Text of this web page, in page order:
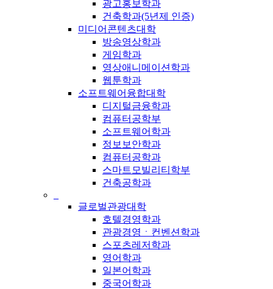
광고홍보학과
건축학과(5년제 인증)
미디어콘텐츠대학
방송영상학과
게임학과
영상애니메이션학과
웹툰학과
소프트웨어융합대학
디지털금융학과
컴퓨터공학부
소프트웨어학과
정보보안학과
컴퓨터공학과
스마트모빌리티학부
건축공학과
글로벌관광대학
호텔경영학과
관광경영ㆍ컨벤션학과
스포츠레저학과
영어학과
일본어학과
중국어학과